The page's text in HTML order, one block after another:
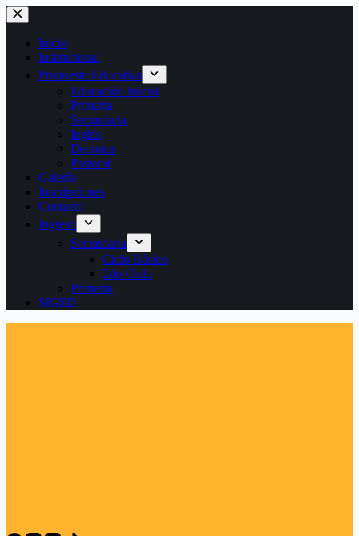
Saltar
al
contenido
Inicio
Institucional
Propuesta Educativa
Educación Inicial
Primaria
Secundaria
Inglés
Deportes
Pastoral
Galería
Inscripciones
Contacto
Ingreso
Secundaria
Ciclo Básico
2do Ciclo
Primaria
SIGED